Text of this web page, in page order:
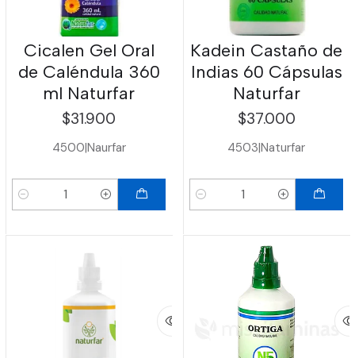
Cicalen Gel Oral
de Caléndula 360
ml Naturfar
$31.900
4500|Naurfar
Cantidad
Kadein Castaño de
Indias 60 Cápsulas
Naturfar
$37.000
4503|Naturfar
Cantidad